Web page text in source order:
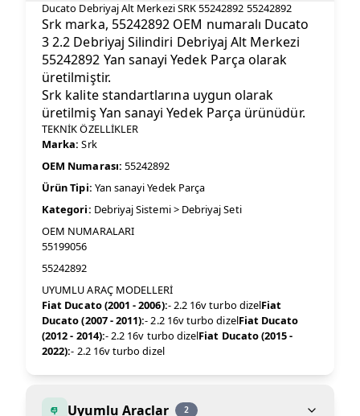
Ducato Debriyaj Alt Merkezi SRK 55242892 55242892
Srk marka, 55242892 OEM numaralı Ducato
3 2.2 Debriyaj Silindiri Debriyaj Alt Merkezi
55242892 Yan sanayi Yedek Parça olarak
üretilmiştir.
Srk kalite standartlarına uygun olarak
üretilmiş Yan sanayi Yedek Parça ürünüdür.
TEKNİK ÖZELLİKLER
Marka: Srk
OEM Numarası: 55242892
Ürün Tipi: Yan sanayi Yedek Parça
Kategori: Debriyaj Sistemi > Debriyaj Seti
OEM NUMARALARI
55199056
55242892
UYUMLU ARAÇ MODELLERİ
Fiat Ducato (2001 - 2006):- 2.2 16v turbo dizelFiat
Ducato (2007 - 2011):- 2.2 16v turbo dizelFiat Ducato
(2012 - 2014):- 2.2 16v turbo dizelFiat Ducato (2015 -
2022):- 2.2 16v turbo dizel
Uyumlu Araclar 2